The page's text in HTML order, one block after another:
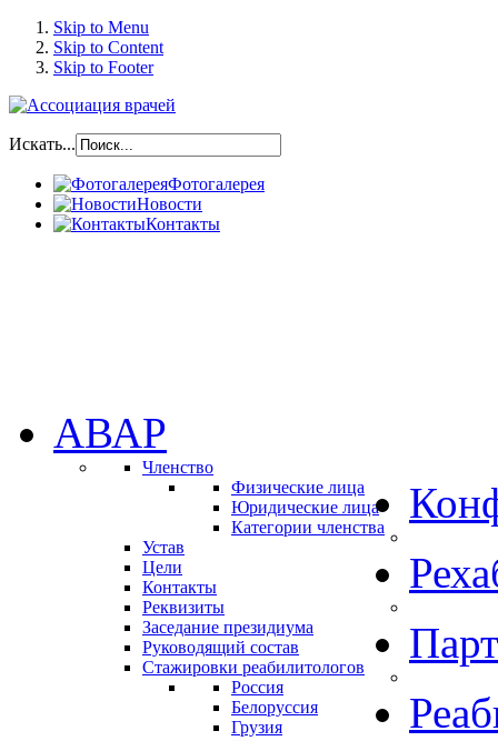
Skip to Menu
Skip to Content
Skip to Footer
Искать...
Фотогалерея
Новости
Контакты
АВАР
Членство
Физические лица
Юридические лица
Категории членства
Устав
Цели
Контакты
Реквизиты
Заседание президиума
Руководящий состав
Стажировки реабилитологов
Россия
Белоруссия
Грузия